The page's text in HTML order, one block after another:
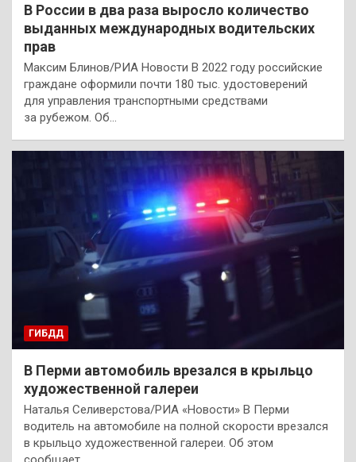
В России в два раза выросло количество
выданных международных водительских
прав
Максим Блинов/РИА Новости В 2022 году российские
граждане оформили почти 180 тыс. удостоверений
для управления транспортными средствами
за рубежом. Об…
ГИБДД
В Перми автомобиль врезался в крыльцо
художественной галереи
Наталья Селиверстова/РИА «Новости» В Перми
водитель на автомобиле на полной скорости врезался
в крыльцо художественной галереи. Об этом